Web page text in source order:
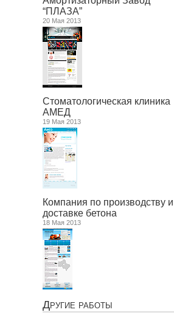
“ПЛАЗА”
20 Мая 2013
Стоматологическая клиника
АМЕД
19 Мая 2013
Компания по производству и
доставке бетона
18 Мая 2013
Другие работы